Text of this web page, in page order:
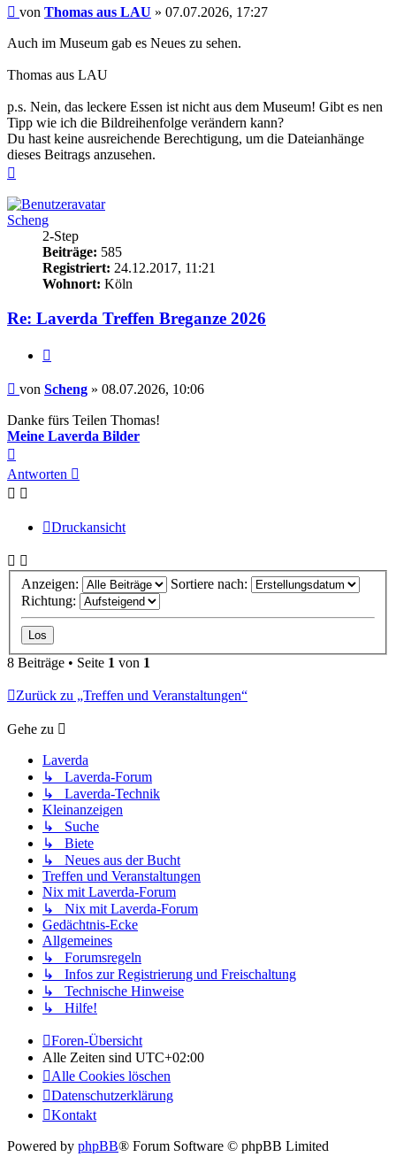
Beitrag
von Thomas aus LAU » 07.07.2026, 17:27
Auch im Museum gab es Neues zu sehen.
Thomas aus LAU
p.s. Nein, das leckere Essen ist nicht aus dem Museum! Gibt es nen
Tipp wie ich die Bildreihenfolge verändern kann?
Du hast keine ausreichende Berechtigung, um die Dateianhänge
dieses Beitrags anzusehen.
Scheng
2-Step
Beiträge: 585
Registriert: 24.12.2017, 11:21
Wohnort: Köln
Re: Laverda Treffen Breganze 2026
Beitrag
von Scheng » 08.07.2026, 10:06
Danke fürs Teilen Thomas!
Meine Laverda Bilder
oben
Antworten
Druckansicht
Anzeigen:
Sortiere nach:
Richtung:
8 Beiträge • Seite 1 von 1
Zurück zu „Treffen und Veranstaltungen“
Gehe zu
Laverda
↳ Laverda-Forum
↳ Laverda-Technik
Kleinanzeigen
↳ Suche
↳ Biete
↳ Neues aus der Bucht
Treffen und Veranstaltungen
Nix mit Laverda-Forum
↳ Nix mit Laverda-Forum
Gedächtnis-Ecke
Allgemeines
↳ Forumsregeln
↳ Infos zur Registrierung und Freischaltung
↳ Technische Hinweise
↳ Hilfe!
Foren-Übersicht
Alle Zeiten sind UTC+02:00
Alle Cookies löschen
Datenschutzerklärung
Kontakt
Powered by phpBB® Forum Software © phpBB Limited